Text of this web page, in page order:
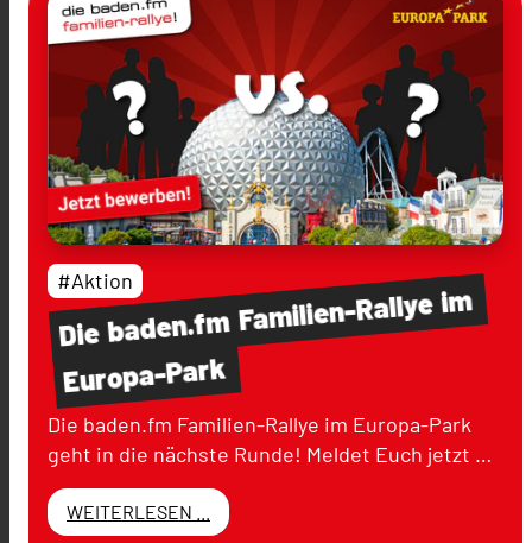
Diebaden.fmFamilien-Rallyeim
Europa-Park
#Aktion
Die baden.fm Familien-Rallye im Europa-Park
geht in die nächste Runde! Meldet Euch jetzt …
WEITERLESEN ...